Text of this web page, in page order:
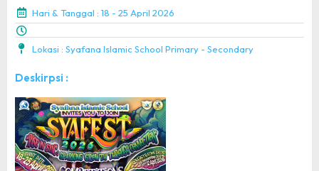
Hari & Tanggal : 18 - 25 April 2026
Lokasi : Syafana Islamic School Primary - Secondary
Deskirpsi :